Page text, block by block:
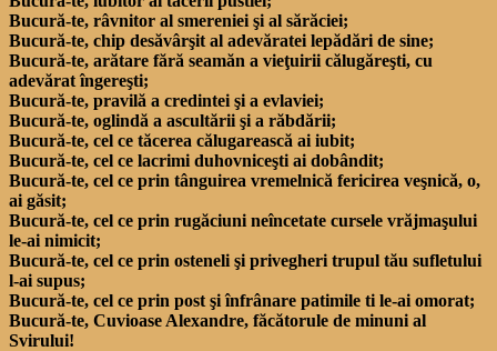
Bucură-te, râvnitor al smereniei şi al sărăciei;
Bucură-te, chip desăvârşit al adevăratei lepădări de sine;
Bucură-te, arătare fără seamăn a vieţuirii călugăreşti, cu
adevărat îngereşti;
Bucură-te, pravilă a credintei şi a evlaviei;
Bucură-te, oglindă a ascultării şi a răbdării;
Bucură-te, cel ce tăcerea călugarească ai iubit;
Bucură-te, cel ce lacrimi duhovniceşti ai dobândit;
Bucură-te, cel ce prin tânguirea vremelnică fericirea veşnică, o,
ai găsit;
Bucură-te, cel ce prin rugăciuni neîncetate cursele vrăjmaşului
le-ai nimicit;
Bucură-te, cel ce prin osteneli şi privegheri trupul tău sufletului
l-ai supus;
Bucură-te, cel ce prin post şi înfrânare patimile ti le-ai omorat;
Bucură-te, Cuvioase Alexandre, făcătorule de minuni al
Svirului!